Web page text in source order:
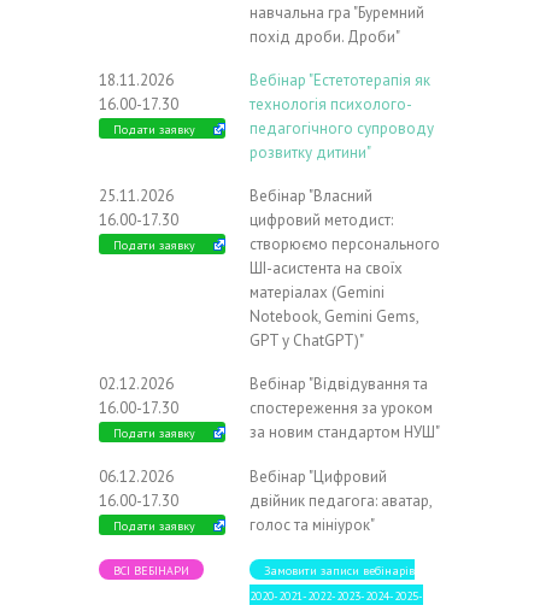
навчальна гра "Буремний
похід дроби. Дроби"
18.11.2026
16.00-17.30
Подати заявку
Вебінар "Естетотерапія як
технологія психолого-
педагогічного супроводу
розвитку дитини"
25.11.2026
16.00-17.30
Подати заявку
Вебінар "Власний
цифровий методист:
створюємо персонального
ШІ-асистента на своїх
матеріалах (Gemini
Notebook, Gemini Gems,
GPT у ChatGPT)"
02.12.2026
16.00-17.30
Подати заявку
Вебінар "Відвідування та
спостереження за уроком
за новим стандартом НУШ"
06.12.2026
16.00-17.30
Подати заявку
Вебінар "Цифровий
двійник педагога: аватар,
голос та мініурок"
ВСІ ВЕБІНАРИ
Замовити записи вебінарів
2020-2021-2022-2023-2024-2025-